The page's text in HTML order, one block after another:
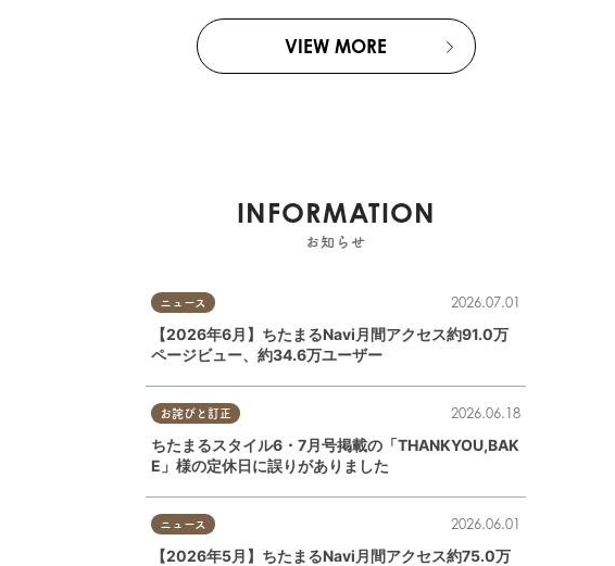
VIEW MORE
INFORMATION
お知らせ
ニュース 2026.07.01
【2026年6月】ちたまるNavi月間アクセス約91.0万
ページビュー、約34.6万ユーザー
お詫びと訂正 2026.06.18
ちたまるスタイル6・7月号掲載の「THANKYOU,BAK
E」様の定休日に誤りがありました
ニュース 2026.06.01
【2026年5月】ちたまるNavi月間アクセス約75.0万